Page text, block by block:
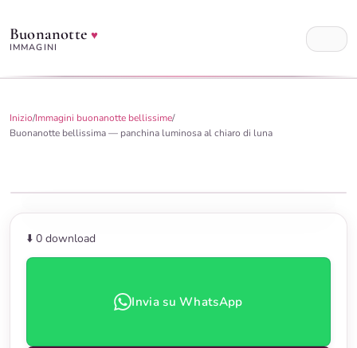
Buonanotte♥
IMMAGINI
Inizio/Immagini buonanotte bellissime/
Buonanotte bellissima — panchina luminosa al chiaro di luna
⬇️ 0 download
Invia su WhatsApp